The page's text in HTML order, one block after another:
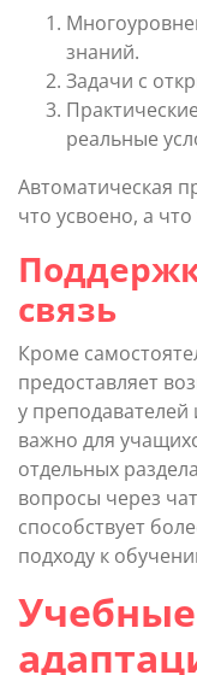
знаний.
Задачи с
реальные
Автоматическая
что усвоено, а
связь
Кроме
предоставляет
у
важно для
отдельных
вопросы через
способствует
подходу к